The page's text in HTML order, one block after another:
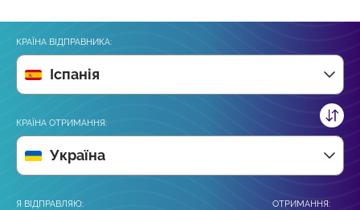
КРАЇНА ВІДПРАВНИКА:
Іспанія
КРАЇНА ОТРИМАННЯ:
Україна
Я ВІДПРАВЛЯЮ: ОТРИМАННЯ: